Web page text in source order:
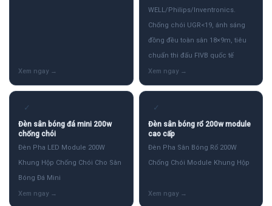
WELL/Philips/Inventronics.
Chống chói UGR<19, ánh sáng
đồng đều toàn sân 18×9m, tiêu
chuẩn thi đấu FIVB quốc tế
✓
Đèn sân bóng đá mini 200w
chống chói
Đèn Pha LED Module 200W
Khung Hộp Chống Chói Cho Sân
Bóng Đá Mini
✓
Đèn sân bóng rổ 200w module
cao cấp
Đèn Pha Sân Bóng Rổ 200W
Chống Chói Module Khung Hộp